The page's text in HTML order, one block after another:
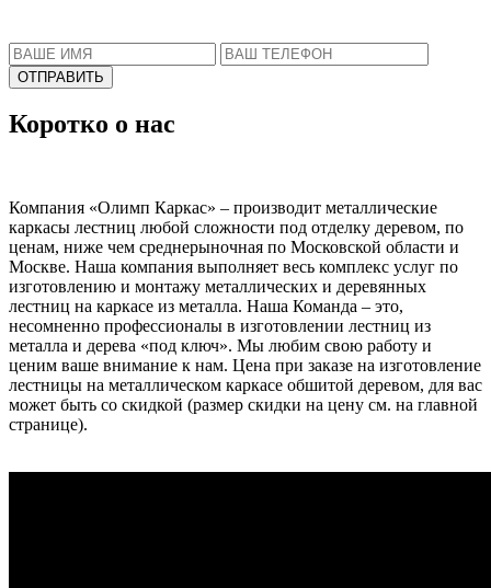
Коротко о нас
Компания «Олимп Каркас» – производит металлические
каркасы лестниц любой сложности под отделку деревом, по
ценам, ниже чем среднерыночная по Московской области и
Москве. Наша компания выполняет весь комплекс услуг по
изготовлению и монтажу металлических и деревянных
лестниц на каркасе из металла. Наша Команда – это,
несомненно профессионалы в изготовлении лестниц из
металла и дерева «под ключ». Мы любим свою работу и
ценим ваше внимание к нам. Цена при заказе на изготовление
лестницы на металлическом каркасе обшитой деревом, для вас
может быть со скидкой (размер скидки на цену см. на главной
странице).